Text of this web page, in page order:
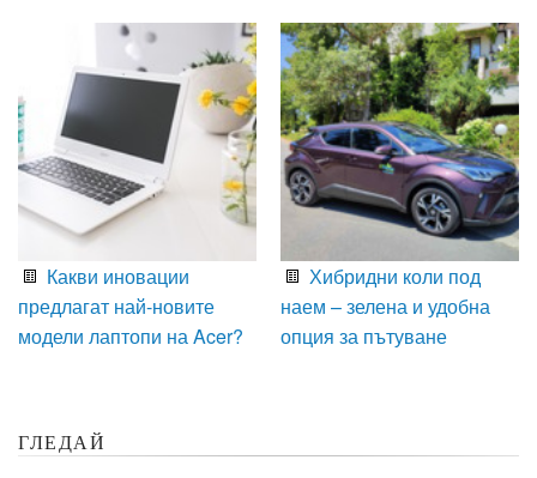
Какви иновации
предлагат най-новите
модели лаптопи на Acer?
Хибридни коли под
наем – зелена и удобна
опция за пътуване
ГЛЕДАЙ